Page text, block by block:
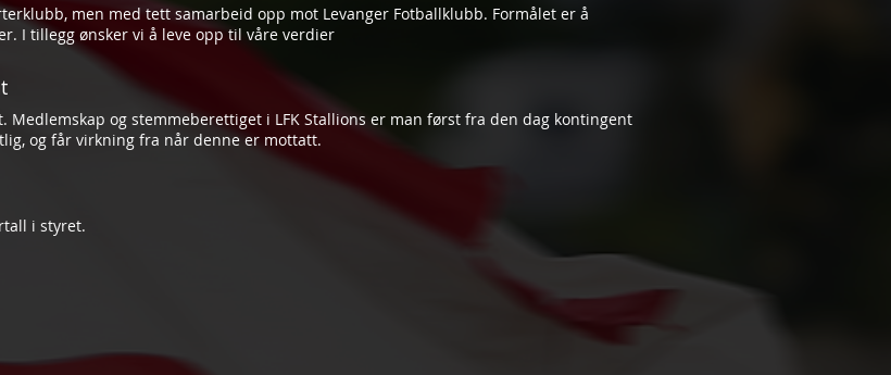
men med tett samarbeid opp mot Levanger Fotballklubb. Formålet er å
I tillegg ønsker vi å leve opp til våre verdier
Medlemskap og stemmeberettiget i LFK Stallions er man først fra den dag kontingent
og får virkning fra når denne er mottatt.
i styret.